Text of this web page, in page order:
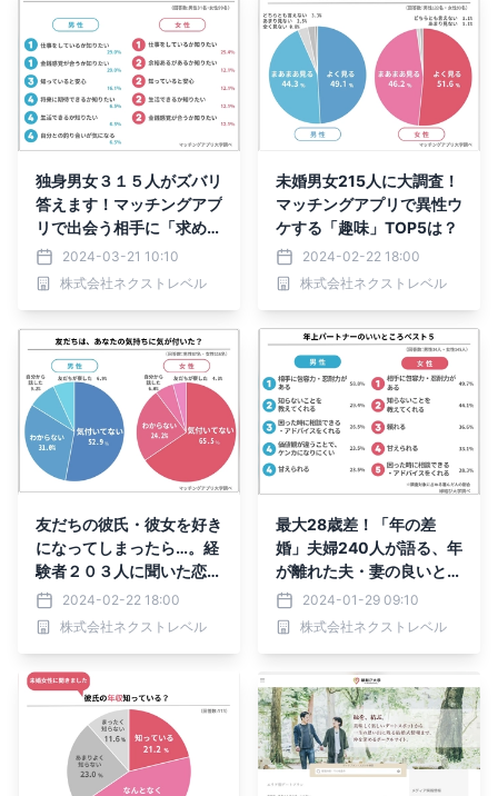
独身男女３１５人がズバリ
答えます！マッチングアプ
リで出会う相手に「求める
年収」2024-03-21 10:10
株式会社ネクストレベル
未婚男女215人に大調査！
マッチングアプリで異性ウ
ケする「趣味」TOP5は？
2024-02-22 18:00
株式会社ネクストレベル
友だちの彼氏・彼女を好き
になってしまったら…。経
験者２０３人に聞いた恋の
結末とは2024-02-22 18:00
株式会社ネクストレベル
最大28歳差！「年の差
婚」夫婦240人が語る、年
が離れた夫・妻の良いとこ
ろベスト5
2024-01-29 09:10
株式会社ネクストレベル